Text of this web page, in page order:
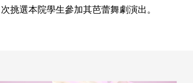
挑選本院學生參加其芭蕾舞劇演出。